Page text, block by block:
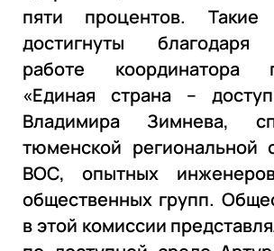
пяти процентов. Такие
достигнуты благодаря
работе координатора
«Единая страна –
Владимира Зимнева,
тюменской региональной
ВОС, опытных
общественных групп.
в этой комиссии